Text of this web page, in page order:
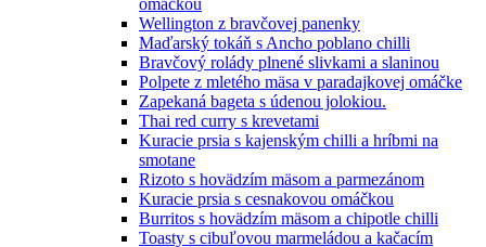
omáčkou
Wellington z bravčovej panenky
Maďarský tokáň s Ancho poblano chilli
Bravčový rolády plnené slivkami a slaninou
Polpete z mletého mäsa v paradajkovej omáčke
Zapekaná bageta s údenou jolokiou.
Thai red curry s krevetami
Kuracie prsia s kajenským chilli a hríbmi na
smotane
Rizoto s hovädzím mäsom a parmezánom
Kuracie prsia s cesnakovou omáčkou
Burritos s hovädzím mäsom a chipotle chilli
Toasty s cibuľovou marmeládou a kačacím